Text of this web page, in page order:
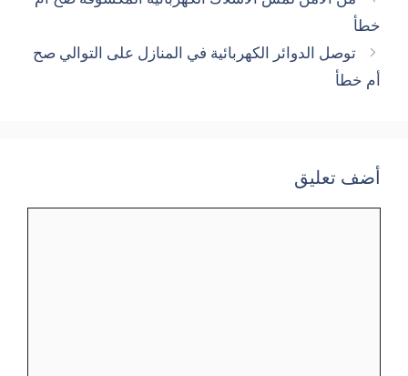
خطأ
توصل الدوائر الكهربائية في المنازل على التوالي صح
أم خطأ
أضف تعليق